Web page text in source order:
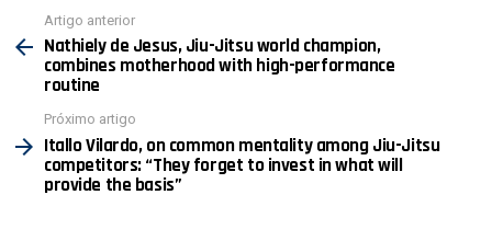
mais
Artigo anterior
Nathiely de Jesus, Jiu-Jitsu world champion,
combines motherhood with high-performance
routine
Próximo artigo
Itallo Vilardo, on common mentality among Jiu-Jitsu
competitors: “They forget to invest in what will
provide the basis”